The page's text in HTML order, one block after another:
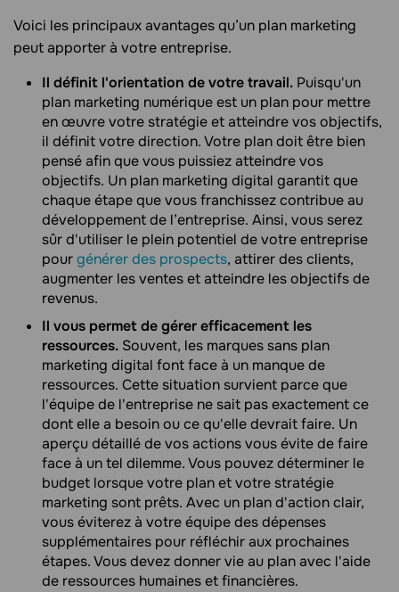
Voici les principaux avantages qu’un plan marketing
peut apporter à votre entreprise.
Il définit l'orientation de votre travail. Puisqu'un
plan marketing numérique est un plan pour mettre
en œuvre votre stratégie et atteindre vos objectifs,
il définit votre direction. Votre plan doit être bien
pensé afin que vous puissiez atteindre vos
objectifs. Un plan marketing digital garantit que
chaque étape que vous franchissez contribue au
développement de l’entreprise. Ainsi, vous serez
sûr d'utiliser le plein potentiel de votre entreprise
pourgénérer des prospects, attirer des clients,
augmenter les ventes et atteindre les objectifs de
revenus.
Il vous permet de gérer efficacement les
ressources. Souvent, les marques sans plan
marketing digital font face à un manque de
ressources. Cette situation survient parce que
l'équipe de l'entreprise ne sait pas exactement ce
dont elle a besoin ou ce qu'elle devrait faire. Un
aperçu détaillé de vos actions vous évite de faire
face à un tel dilemme. Vous pouvez déterminer le
budget lorsque votre plan et votre stratégie
marketing sont prêts. Avec un plan d'action clair,
vous éviterez à votre équipe des dépenses
supplémentaires pour réfléchir aux prochaines
étapes. Vous devez donner vie au plan avec l'aide
de ressources humaines et financières.